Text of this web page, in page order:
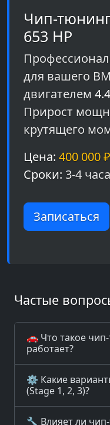
Чип-
653 HP
для вашего
двигателем
Прирост
крутящего
Цена: 400 000 ₽
Сроки: 3-4
Записаться
Частые
🚗 Что такое
работает?
⚙️ Какие
(Stage 1, 2, 3)?
🔧 Влияет ли